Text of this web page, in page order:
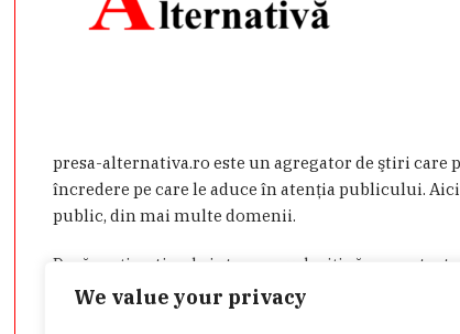
We value your privacy
presa-alternativa.ro este un agregator de ştiri
încredere pe care le aduce în atenţia publicului.
public, din mai multe domenii.
Dacă aveţi o ştire de interes sau doriţi să ne
admin@presa-alternativa.ro